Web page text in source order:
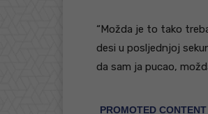
“Možda je to tako
desi u posljednjoj
da sam ja pucao,